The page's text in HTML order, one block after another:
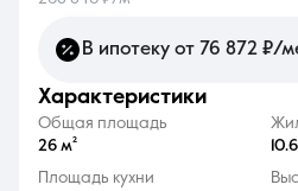
8 (861)
В ипотеку от 76 872 ₽/
характеристики
Общая площадь
26 м²
Площадь кухни